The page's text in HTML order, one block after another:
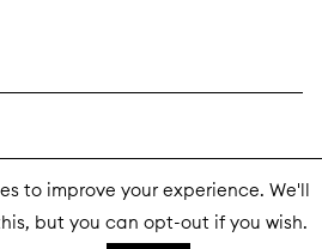
București
to improve your experience. We'll
but you can opt-out if you wish.